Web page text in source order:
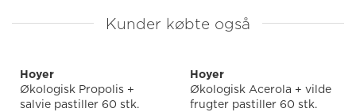
Kunder købte også
Hoyer
Økologisk Propolis +
salvie pastiller 60 stk.
Hoyer
Økologisk Acerola + vilde
frugter pastiller 60 stk.